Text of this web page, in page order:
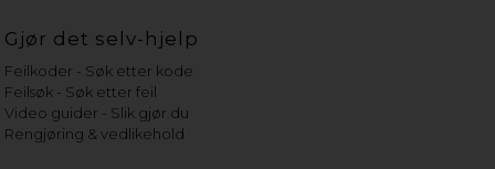
Gjør det selv-hjelp
Feilkoder - Søk etter kode
Feilsøk - Søk etter feil
Video guider - Slik gjør du
Rengjøring & vedlikehold